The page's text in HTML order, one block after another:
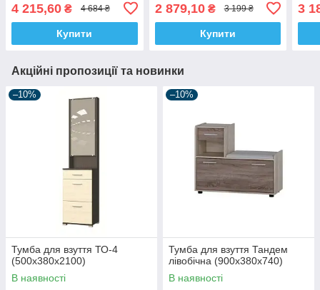
4 215,60 ₴ 4 684 ₴
Купити
2 879,10₴ 3 199 ₴
Купити
3
Акційні пропозиції та новинки
–10%
Тумба для взуття ТО-4
(500х380х2100)
В наявності
–10%
Тумба для взуття Тандем
лівобічна (900х380х740)
В наявності